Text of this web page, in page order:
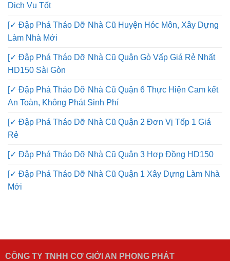
Dịch Vụ Tốt
[✓ Đập Phá Tháo Dỡ Nhà Cũ Huyện Hóc Môn, Xây Dựng
Làm Nhà Mới
[✓ Đập Phá Tháo Dỡ Nhà Cũ Quận Gò Vấp Giá Rẻ Nhất
HD150 Sài Gòn
[✓ Đập Phá Tháo Dỡ Nhà Cũ Quận 6 Thực Hiện Cam kết
An Toàn, Không Phát Sinh Phí
[✓ Đập Phá Tháo Dỡ Nhà Cũ Quận 2 Đơn Vị Tốp 1 Giá
Rẻ
[✓ Đập Phá Tháo Dỡ Nhà Cũ Quận 3 Hợp Đồng HD150
[✓ Đập Phá Tháo Dỡ Nhà Cũ Quận 1 Xây Dựng Làm Nhà
Mới
CÔNG TY TNHH CƠ GIỚI AN PHONG PHÁT